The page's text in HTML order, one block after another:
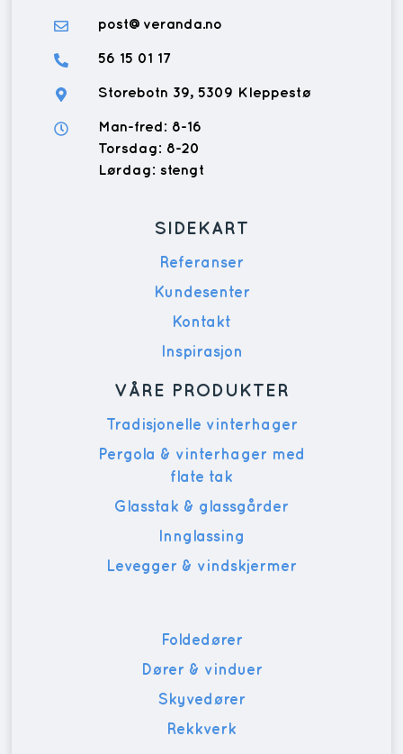
post@veranda.no
56 15 01 17
Storebotn 39, 5309 Kleppestø
Man-fred: 8-16
Torsdag: 8-20
Lørdag: stengt
SIDEKART
Referanser
Kundesenter
Kontakt
Inspirasjon
VÅRE PRODUKTER
Tradisjonelle vinterhager
Pergola & vinterhager med
flate tak
Glasstak & glassgårder
Innglassing
Levegger & vindskjermer
Foldedører
Dører & vinduer
Skyvedører
Rekkverk